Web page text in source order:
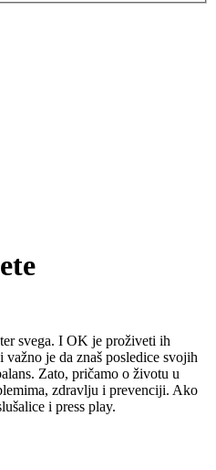
svega. I OK je proživeti ih
je da znaš posledice svojih
Zato, pričamo o životu u
zdravlju i prevenciji. Ako
i press play.